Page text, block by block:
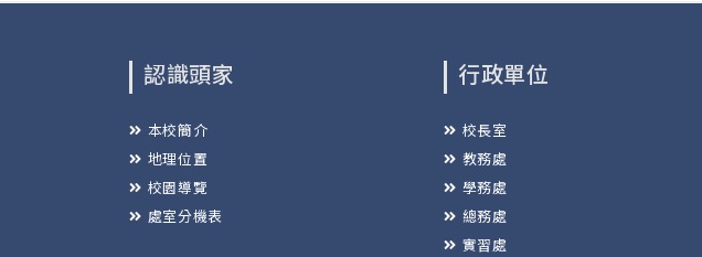
認識頭家
本校簡介
地理位置
校園導覽
處室分機表
行政單位
校長室
教務處
學務處
總務處
實習處